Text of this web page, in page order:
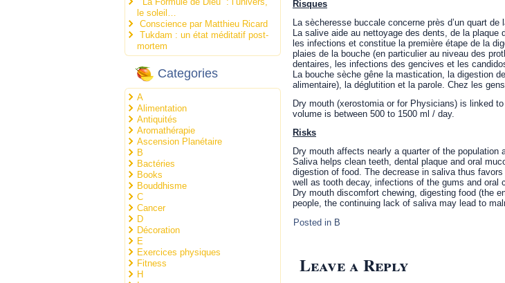
le soleil…
Conscience par Matthieu Ricard
Tukdam : un état méditatif post-
mortem
Categories
A
Alimentation
Antiquités
Aromathérapie
Ascension Planétaire
B
Bactéries
Books
Bouddhisme
C
Cancer
D
Décoration
E
Exercices physiques
Fitness
H
Risques
La sècheresse buccale concerne près d’un quart
La salive aide au nettoyage des dents, de la
les infections et constitue la première étape de la
plaies de la bouche (en particulier au niveau des
dentaires, les infections des gencives et les
La bouche sèche gêne la mastication, la digestion
alimentaire), la déglutition et la parole. Chez les
Dry mouth (xerostomia or for Physicians) is linked
volume is between 500 to 1500 ml / day.
Risks
Dry mouth affects nearly a quarter of the population
Saliva helps clean teeth, dental plaque and oral
digestion of food. The decrease in saliva thus
well as tooth decay, infections of the gums and oral
Dry mouth discomfort chewing, digesting food (the
people, the continuing lack of saliva may lead to
Posted in B
Leave a Reply